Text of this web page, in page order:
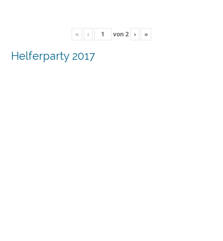
« ‹ von 2 › »
Helferparty 2017